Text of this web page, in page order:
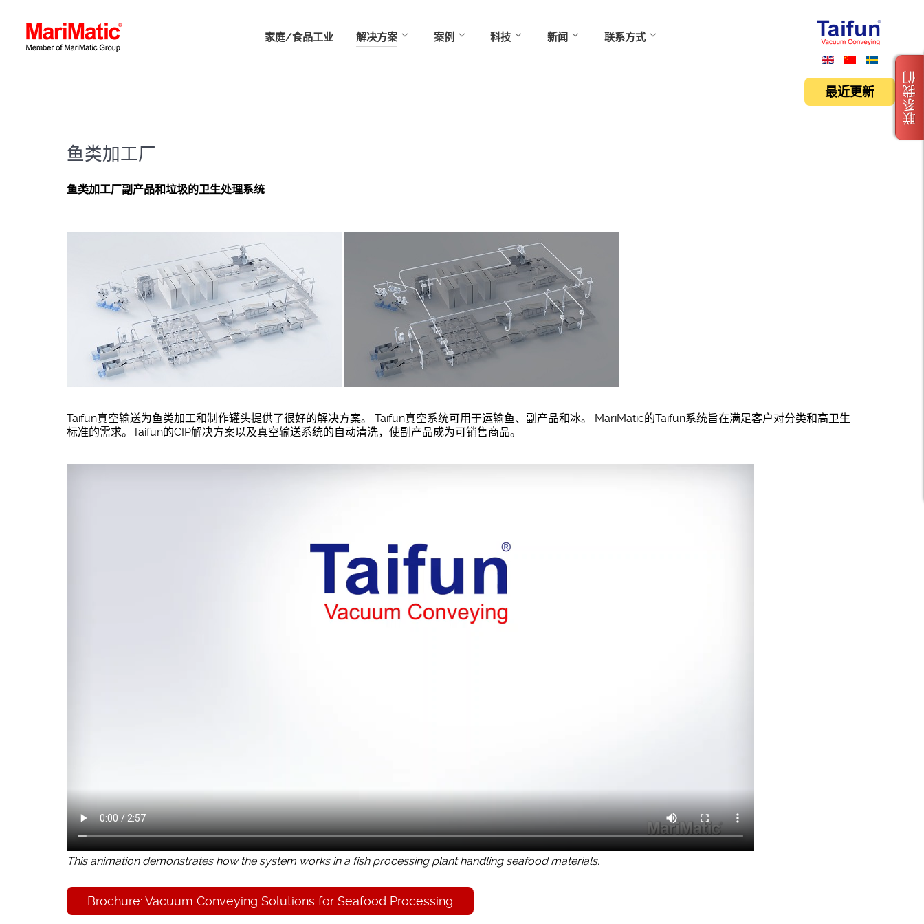
家庭/食品工业 解决方案 案例 科技 新闻 联系方式
最近更新
鱼类加工厂
鱼类加工厂副产品和垃圾的卫生处理系统
Taifun真空输送为鱼类加工和制作罐头提供了很好的解决方案。 Taifun真空系统可用于运输鱼、副产品和冰。 MariMatic的Taifun系统旨在满足客户对分类和高卫生
标准的需求。Taifun的CIP解决方案以及真空输送系统的自动清洗，使副产品成为可销售商品。
This animation demonstrates how the system works in a fish processing plant handling seafood materials.
Brochure: Vacuum Conveying Solutions for Seafood Processing
联系我们